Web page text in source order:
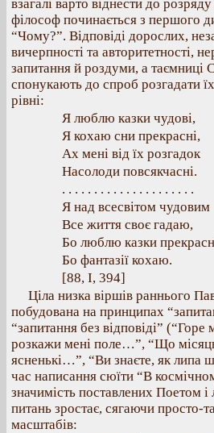
взагалі варто віднести до
філософ починається з першого
“Чому?”. Відповіді дорослих,
вичерпності та авторитетності,
запитання й роздуми, а таємниці
спонукають до спроб розгадати
рівні:
Я люблю казки чудові,
Я кохаю сни прекрасні,
Ах мені від їх розгадок
Насолоди повсякчасні.
. . . . . . . . . . . . . . . . . . . . .
Я над всесвітом чудовим
Все життя своє гадаю,
Бо люблю казки
Бо фантазії кохаю.
[88, І, 394]
Ціла низка віршів раннього
побудована на принципах
“запитання без відповіді” (“Горе
розкажи мені поле…”, “Що
ясненькі…”, “Ви знаєте, як липа
час написання сюїти “В
значимість поставлених Поетом
питань зростає, сягаючи просто-
масштабів: